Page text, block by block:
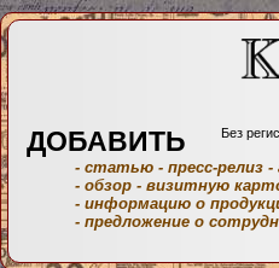
ДОБАВИТЬ
Без
- статью - пресс-релиз -
- обзор - визитную
- информацию о
- предложение о